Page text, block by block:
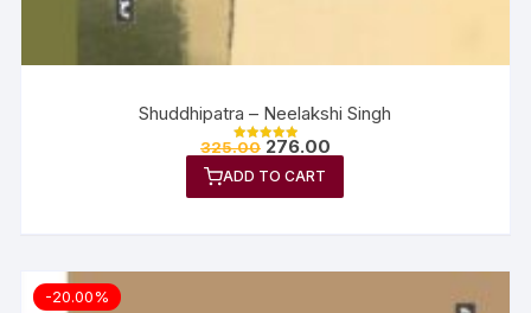
Shuddhipatra – Neelakshi Singh
Rated
out of 5
325.00 276.00
ADD TO CART
-20.00%